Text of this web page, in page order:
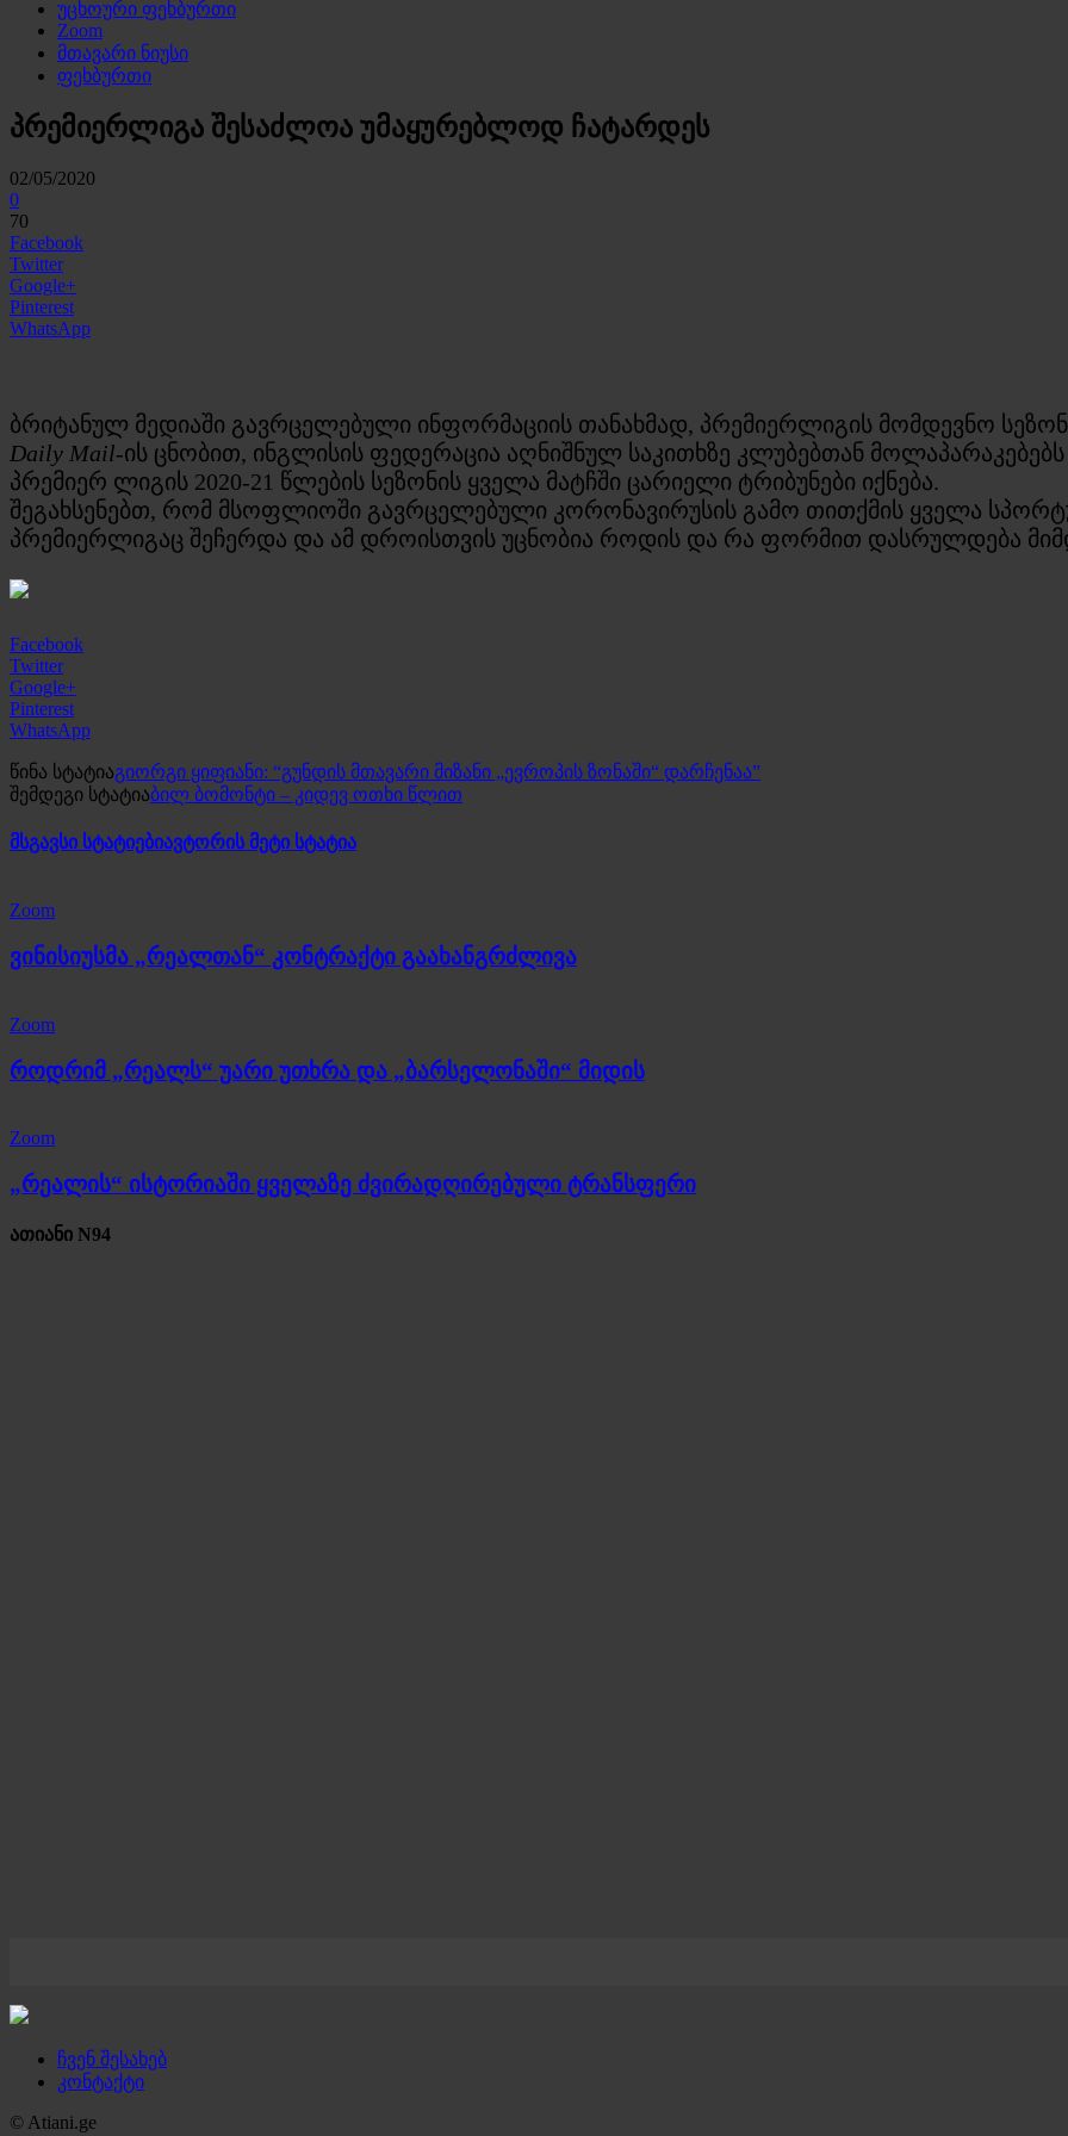
უცხოური ფეხბურთი
Zoom
მთავარი ნიუსი
ფეხბურთი
პრემიერლიგა შესაძლოა უმაყურებლოდ ჩატარდეს
02/05/2020
0
70
Facebook
Twitter
Google+
Pinterest
WhatsApp
ბრიტანულ მედიაში გავრცელებული ინფორმაციის თანახმად, პრემიერლიგის მომდევნო
Daily Mail-ის ცნობით, ინგლისის ფედერაცია აღნიშნულ საკითხზე კლუბებთან მოლაპარაკებებს
პრემიერ ლიგის 2020-21 წლების სეზონის ყველა მატჩში ცარიელი ტრიბუნები იქნება.
შეგახსენებთ, რომ მსოფლიოში გავრცელებული კორონავირუსის გამო თითქმის ყველა
პრემიერლიგაც შეჩერდა და ამ დროისთვის უცნობია როდის და რა ფორმით დასრულდება
Facebook
Twitter
Google+
Pinterest
WhatsApp
წინა სტატიაგიორგი ყიფიანი: “გუნდის მთავარი მიზანი „ევროპის ზონაში“ დარჩენაა”
შემდეგი სტატიაბილ ბომონტი – კიდევ ოთხი წლით
მსგავსი სტატიებიავტორის მეტი სტატია
Zoom
ვინისიუსმა „რეალთან“ კონტრაქტი გაახანგრძლივა
Zoom
როდრიმ „რეალს“ უარი უთხრა და „ბარსელონაში“ მიდის
Zoom
„რეალის“ ისტორიაში ყველაზე ძვირადღირებული ტრანსფერი
ათიანი N94
ჩვენ შესახებ
კონტაქტი
© Atiani.ge